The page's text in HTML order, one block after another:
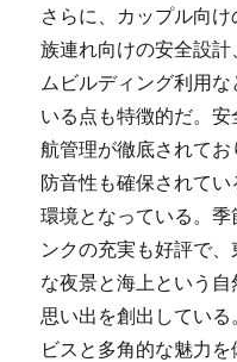
さらに、カップル向
族連れ向けの安全設
ムビルディング利用
いる点も特徴的だ。
航管理が徹底されて
防音性も確保されて
環境となっている。
ンクの充実も好評で
な夜景と海上という
思い出を創出してい
ビスと多角的な魅力